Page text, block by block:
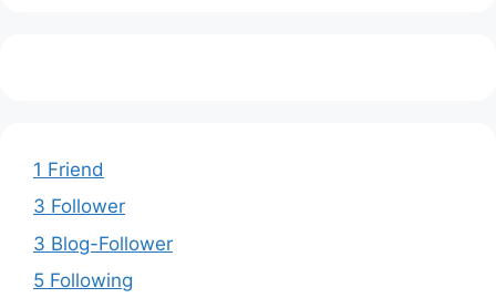
1 Friend
3 Follower
3 Blog-Follower
5 Following